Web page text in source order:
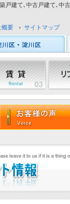
建て､中古戸建て､中
概要 サイトマップ